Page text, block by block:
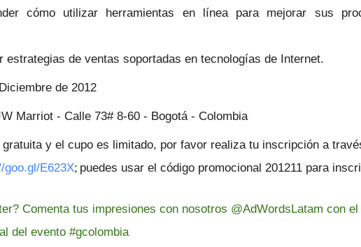
cómo utilizar herramientas en línea para mejorar sus
estrategias de ventas soportadas en tecnologías de Internet.
de 2012
Marriot - Calle 73# 8-60 - Bogotá - Colombia
gratuita y el cupo es limitado, por favor realiza tu inscripción a
goo.gl/E623X; puedes usar el código promocional 201211 para
Comenta tus impresiones con nosotros @AdWordsLatam con el
del evento #gcolombia